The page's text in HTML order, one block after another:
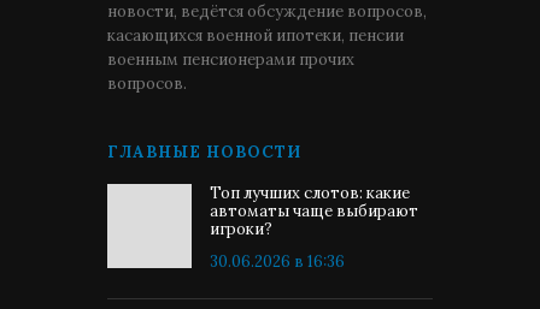
новости, ведётся обсуждение вопросов,
касающихся военной ипотеки, пенсии
военным пенсионерами прочих
вопросов.
ГЛАВНЫЕ НОВОСТИ
Топ лучших слотов: какие
автоматы чаще выбирают
игроки?
30.06.2026 в 16:36